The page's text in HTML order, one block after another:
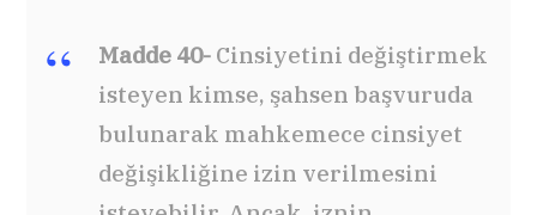
Madde 40- Cinsiyetini değiştirmek
isteyen kimse, şahsen başvuruda
bulunarak mahkemece cinsiyet
değişikliğine izin verilmesini